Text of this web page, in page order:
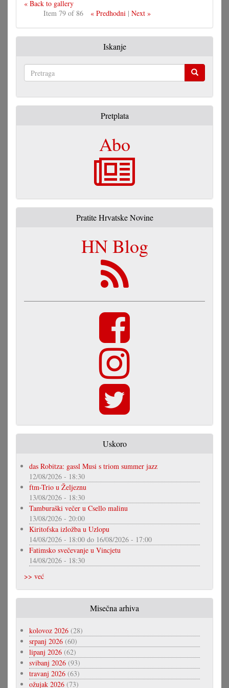
« Back to gallery
Item 79 of 86
« Predhodni| Next »
Iskanje
Pretplata
Abo
Pratite Hrvatske Novine
HN Blog
Uskoro
das Robitza: gassl Musi s triom summer jazz
12/08/2026 - 18:30
ftm-Trio u Željeznu
13/08/2026 - 18:30
Tamburaški večer u Csello malinu
13/08/2026 - 20:00
Kiritofska izložba u Uzlopu
14/08/2026 - 18:00 do 16/08/2026 - 17:00
Fatimsko svečevanje u Vincjetu
14/08/2026 - 18:30
>> već
Misečna arhiva
kolovoz 2026 (28)
srpanj 2026 (60)
lipanj 2026 (62)
svibanj 2026 (93)
travanj 2026 (63)
ožujak 2026 (73)